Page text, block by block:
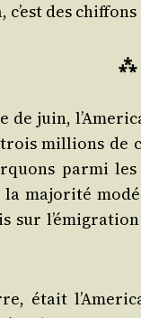
des
⁂
de juin,
mil­lions de
par­mi
majo­ri­té
était